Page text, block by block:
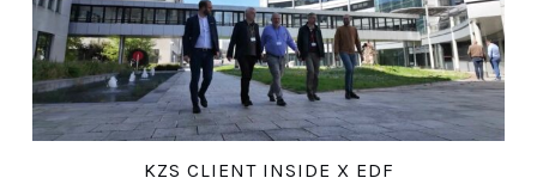
KZS CLIENT INSIDE X EDF